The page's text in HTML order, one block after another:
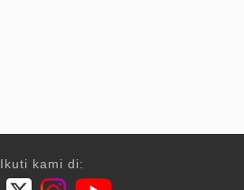
Ikuti kami di: